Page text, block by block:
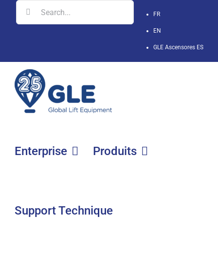
Skip
FR
EN
GLE Ascensores ES
Search
for:
Enterprise Produits
Support Technique